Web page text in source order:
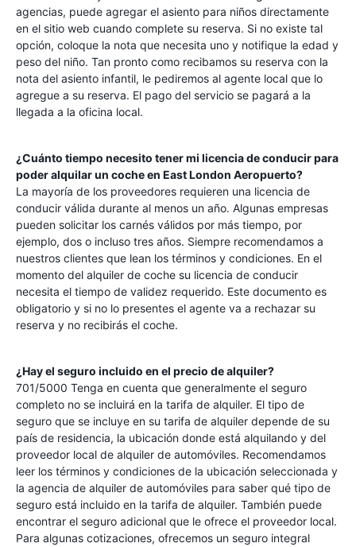
agencias, puede agregar el asiento para niños directamente
en el sitio web cuando complete su reserva. Si no existe tal
opción, coloque la nota que necesita uno y notifique la edad y
peso del niño. Tan pronto como recibamos su reserva con la
nota del asiento infantil, le pediremos al agente local que lo
agregue a su reserva. El pago del servicio se pagará a la
llegada a la oficina local.
¿Cuánto tiempo necesito tener mi licencia de conducir para
poder alquilar un coche en East London Aeropuerto?
La mayoría de los proveedores requieren una licencia de
conducir válida durante al menos un año. Algunas empresas
pueden solicitar los carnés válidos por más tiempo, por
ejemplo, dos o incluso tres años. Siempre recomendamos a
nuestros clientes que lean los términos y condiciones. En el
momento del alquiler de coche su licencia de conducir
necesita el tiempo de validez requerido. Este documento es
obligatorio y si no lo presentes el agente va a rechazar su
reserva y no recibirás el coche.
¿Hay el seguro incluido en el precio de alquiler?
701/5000 Tenga en cuenta que generalmente el seguro
completo no se incluirá en la tarifa de alquiler. El tipo de
seguro que se incluye en su tarifa de alquiler depende de su
país de residencia, la ubicación donde está alquilando y del
proveedor local de alquiler de automóviles. Recomendamos
leer los términos y condiciones de la ubicación seleccionada y
la agencia de alquiler de automóviles para saber qué tipo de
seguro está incluido en la tarifa de alquiler. También puede
encontrar el seguro adicional que le ofrece el proveedor local.
Para algunas cotizaciones, ofrecemos un seguro integral